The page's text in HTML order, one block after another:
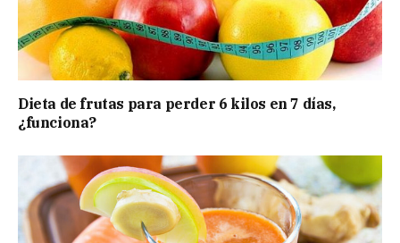
Dieta de frutas para perder 6 kilos en 7 días,
¿funciona?